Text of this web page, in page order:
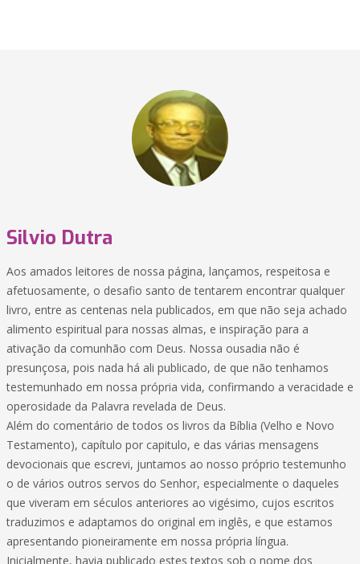
Silvio Dutra
Aos amados leitores de nossa página, lançamos, respeitosa e
afetuosamente, o desafio santo de tentarem encontrar qualquer
livro, entre as centenas nela publicados, em que não seja achado
alimento espiritual para nossas almas, e inspiração para a
ativação da comunhão com Deus. Nossa ousadia não é
presunçosa, pois nada há ali publicado, de que não tenhamos
testemunhado em nossa própria vida, confirmando a veracidade e
operosidade da Palavra revelada de Deus.
Além do comentário de todos os livros da Bíblia (Velho e Novo
Testamento), capítulo por capitulo, e das várias mensagens
devocionais que escrevi, juntamos ao nosso próprio testemunho
o de vários outros servos do Senhor, especialmente o daqueles
que viveram em séculos anteriores ao vigésimo, cujos escritos
traduzimos e adaptamos do original em inglês, e que estamos
apresentando pioneiramente em nossa própria língua.
Inicialmente, havia publicado estes textos sob o nome dos